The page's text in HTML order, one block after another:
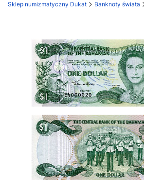
Sklep numizmatyczny Dukat Banknoty świata